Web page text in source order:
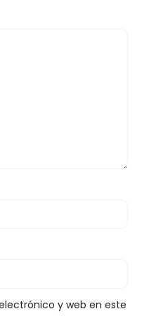
y web en este